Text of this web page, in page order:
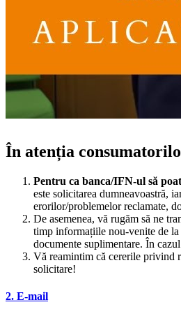
În atenția
Pentru ca banca/IFN-ul să
este solicitarea dumneavoastră,
erorilor/problemelor reclamate,
De asemenea, vă rugăm să ne
timp informațiile nou-venite de la
documente suplimentare. În
Vă reamintim că cererile privind
solicitare!
2. E-mail